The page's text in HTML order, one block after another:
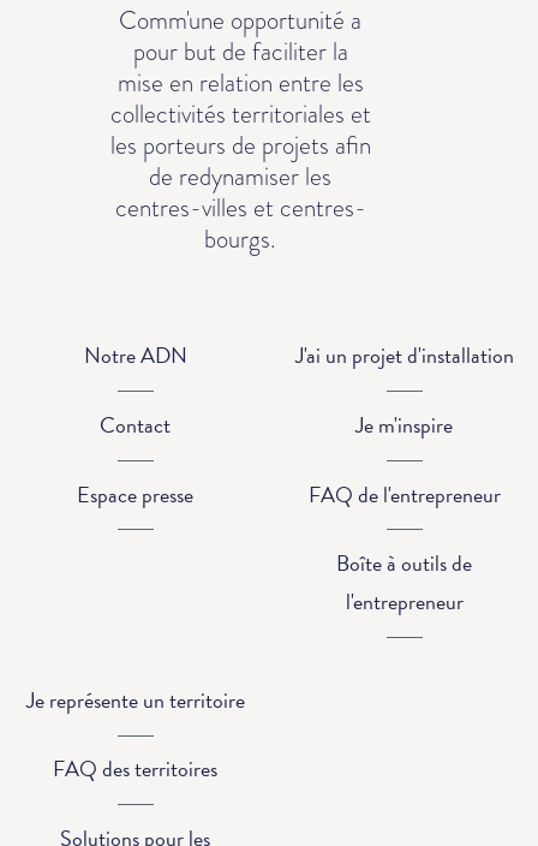
Comm'une opportunité a
pour but de faciliter la
mise en relation entre les
collectivités territoriales et
les porteurs de projets afin
de redynamiser les
centres-villes et centres-
bourgs.
Notre ADN
Contact
Espace presse
J'ai un projet d'installation
Je m'inspire
FAQ de l'entrepreneur
Boîte à outils de
l'entrepreneur
Je représente un territoire
FAQ des territoires
Solutions pour les